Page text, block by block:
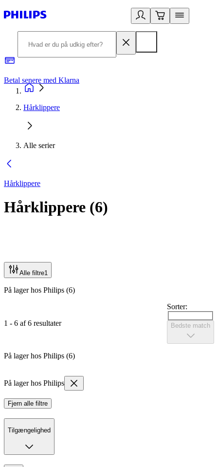
Betal senere med Klarna
Hårklippere
Alle serier
Hårklippere
Hårklippere (6)
Alle filtre1
På lager hos Philips (6)
1 - 6 af 6 resultater
Sorter:
Bedste match
På lager hos Philips (6)
På lager hos Philips
Fjern alle filtre
Tilgængelighed